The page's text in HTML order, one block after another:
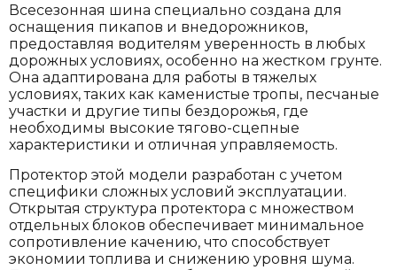
Всесезонная шина специально создана для
оснащения пикапов и внедорожников,
предоставляя водителям уверенность в любых
дорожных условиях, особенно на жестком грунте.
Она адаптирована для работы в тяжелых
условиях, таких как каменистые тропы, песчаные
участки и другие типы бездорожья, где
необходимы высокие тягово-сцепные
характеристики и отличная управляемость.
Протектор этой модели разработан с учетом
специфики сложных условий эксплуатации.
Открытая структура протектора с множеством
отдельных блоков обеспечивает минимальное
сопротивление качению, что способствует
экономии топлива и снижению уровня шума.